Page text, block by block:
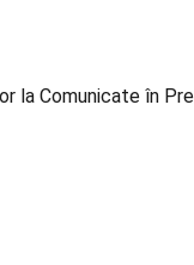
la Comunicate în